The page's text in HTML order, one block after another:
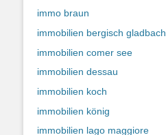
immo braun
immobilien bergisch gladbach
immobilien comer see
immobilien dessau
immobilien koch
immobilien könig
immobilien lago maggiore